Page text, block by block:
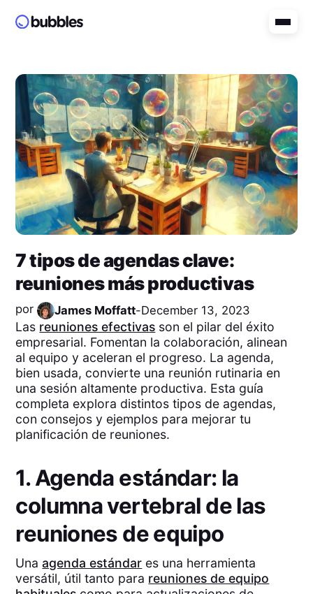
7 tipos de agendas clave:
reuniones más productivas
por James Moffatt-December 13, 2023
Las reuniones efectivas son el pilar del éxito
empresarial. Fomentan la colaboración, alinean
al equipo y aceleran el progreso. La agenda,
bien usada, convierte una reunión rutinaria en
una sesión altamente productiva. Esta guía
completa explora distintos tipos de agendas,
con consejos y ejemplos para mejorar tu
planificación de reuniones.
1. Agenda estándar: la
columna vertebral de las
reuniones de equipo
Unaagenda estándar es una herramienta
versátil, útil tanto para reuniones de equipo